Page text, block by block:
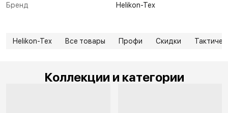
Бренд
Helikon-Tex
Helikon-Tex Все товары Профи Скидки
Коллекции и категории